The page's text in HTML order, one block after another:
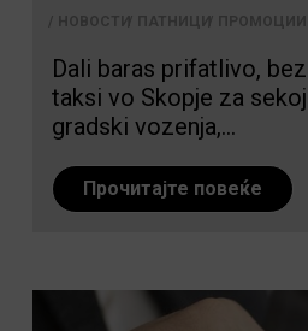
Dali baras prifatlivo,
taksi vo Skopje za
gradski vozenja,...
Прочитајте повеќе